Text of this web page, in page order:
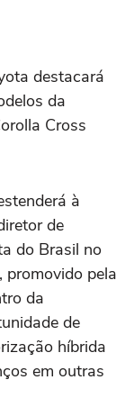
destacará
da
Cross
à
de
do Brasil no
promovido pela
da
de
híbrida
em outras